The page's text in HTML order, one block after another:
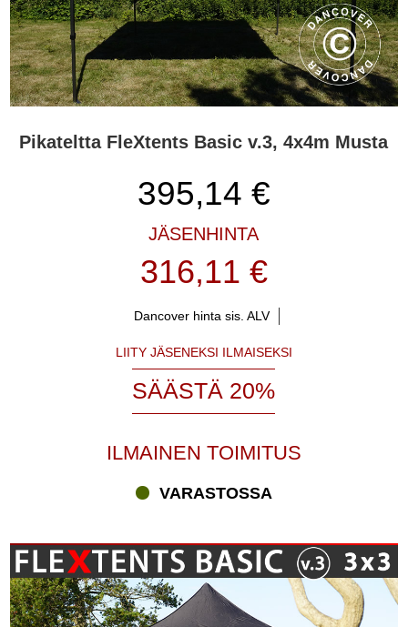
Pikateltta FleXtents Basic v.3, 4x4m Musta
395,14 €
JÄSENHINTA
316,11 €
Dancover hinta sis. ALV
LIITY JÄSENEKSI ILMAISEKSI
SÄÄSTÄ 20%
ILMAINEN TOIMITUS
VARASTOSSA